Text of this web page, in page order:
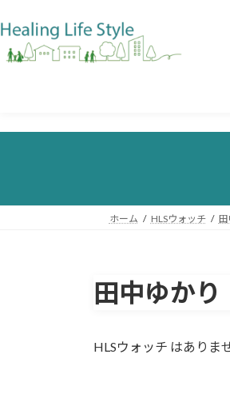
ホーム HLSウォッチ 田
田中ゆかり
HLSウォッチ はありま